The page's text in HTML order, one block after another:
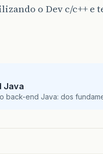
o Dev c/c++ e
Java
back-end Java: dos